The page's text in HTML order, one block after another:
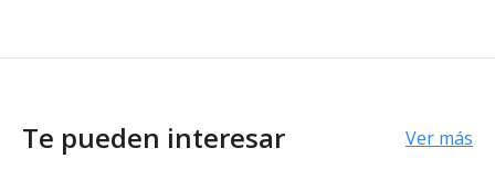
Te pueden interesar Ver más